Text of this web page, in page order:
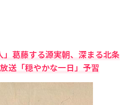
」葛藤する源実朝、深まる北条
送「穏やかな一日」予習